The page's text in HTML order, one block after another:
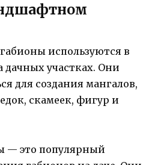
используются в
дачных участках. Они
для создания мангалов,
скамеек, фигур и
— это популярный